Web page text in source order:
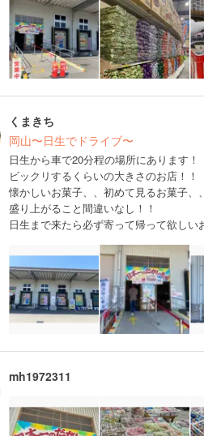
くまきち
岡山〜日生でドライブ〜
日生から車で20分程の場所にあります！
ビックリするくらいの大きさのお店！！
懐かしいお菓子、、初めて見るお菓子、、
盛り上がること間違いなし！！
日生まで来たら必ず寄って帰って欲しい
mh1972311